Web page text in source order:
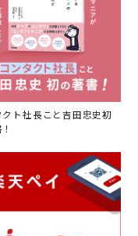
クト社長こと吉田忠史初